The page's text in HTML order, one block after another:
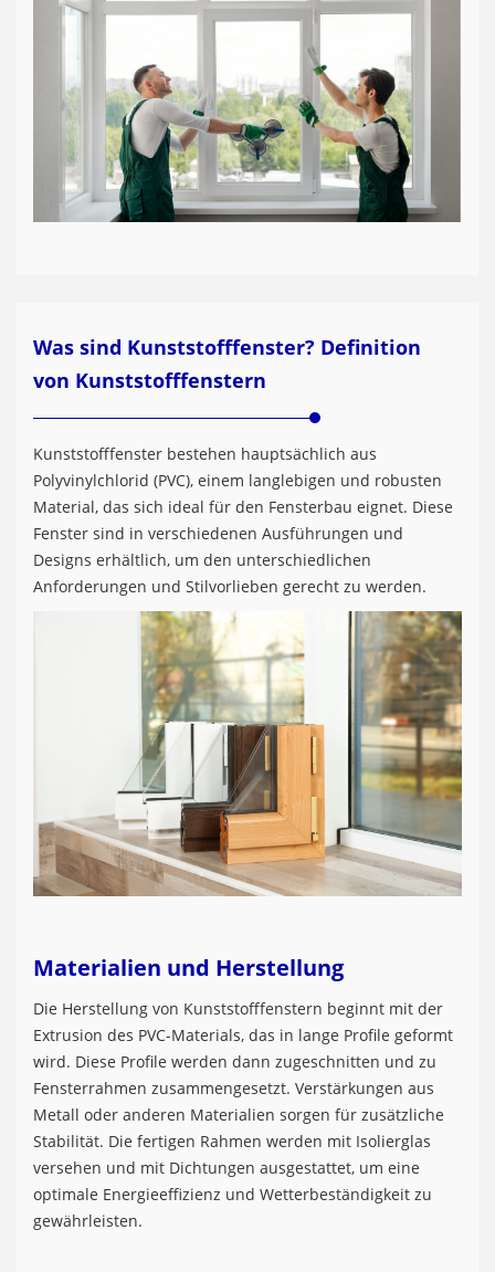
Was sind Kunststofffenster? Definition
von Kunststofffenstern
Kunststofffenster bestehen hauptsächlich aus
Polyvinylchlorid (PVC), einem langlebigen und robusten
Material, das sich ideal für den Fensterbau eignet. Diese
Fenster sind in verschiedenen Ausführungen und
Designs erhältlich, um den unterschiedlichen
Anforderungen und Stilvorlieben gerecht zu werden.
Materialien und Herstellung
Die Herstellung von Kunststofffenstern beginnt mit der
Extrusion des PVC-Materials, das in lange Profile geformt
wird. Diese Profile werden dann zugeschnitten und zu
Fensterrahmen zusammengesetzt. Verstärkungen aus
Metall oder anderen Materialien sorgen für zusätzliche
Stabilität. Die fertigen Rahmen werden mit Isolierglas
versehen und mit Dichtungen ausgestattet, um eine
optimale Energieeffizienz und Wetterbeständigkeit zu
gewährleisten.